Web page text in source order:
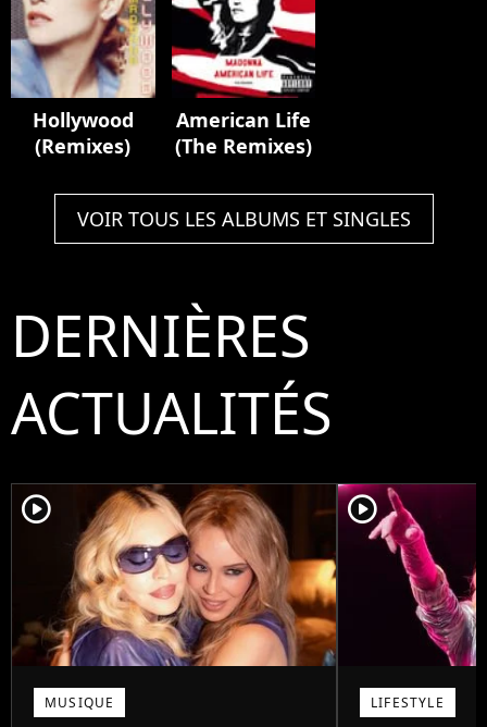
Hollywood
(Remixes)
American Life
(The Remixes)
VOIR TOUS LES ALBUMS ET SINGLES
DERNIÈRES
ACTUALITÉS
player2
MUSIQUE
player2
LIFESTYLE